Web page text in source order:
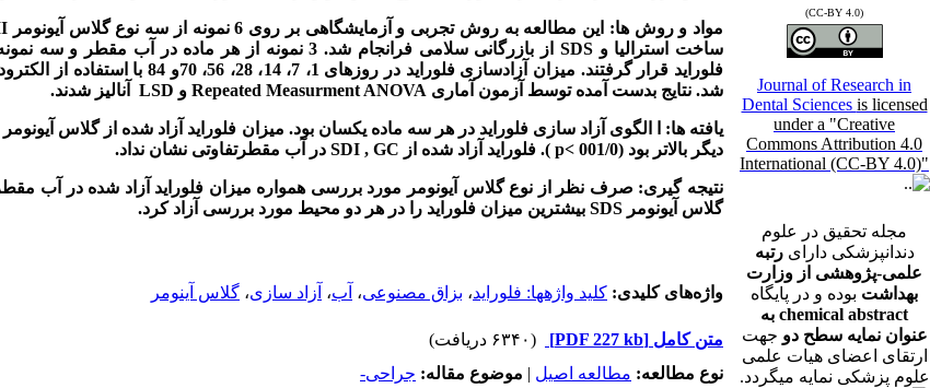
(CC-BY 4.0)
Journal of Research in
Dental Sciences is licensed
under a "Creative
Commons Attribution 4.0
International (CC-BY 4.0)"
مجله تحقیق در علوم
دندانپزشکی دارایرتبه
علمی-پژوهشی از وزارت
بهداشت بوده و در پایگاه
chemical abstract به
عنوان نمایه سطح دو جهت
ارتقای اعضای هیات علمی
علوم پزشکی نمایه میگردد.
مواد و روش ها: ین مطالعه به روش تجربی و آزمایشگاهی بر روی 6 نمونه از سه نوع گلاس آیونومر
ساخت استرالیا وSDS
از بازرگانی سلامی فرانجام شد. 3 نمونه از هر ماده در آب
فلوراید قرار گرفتند. میزان آزادسازی فلوراید در
شد. نتایج بدست آمده توسط آزمون آماری Repeated Measurment ANOVA و LSD آنالیز شدند.
یافته ها: ا الگوی آزاد سازی فلوراید در هر سه ماده یکسان بود. میزان فلوراید آزاد شده از گلاس آیونومر
دیگر بالاتر بود (001/0
p<
). فلوراید آزاد شده از SDI , GC در آب مقطرتفاوتی نشان نداد.
نتیجه گیری: صرف نظر از نوع گلاس آیونومر مورد بررسی همواره میزان فلوراید آزاد شده در آب
گلاس آیونومر SDS بیشترین میزان فلوراید را در هر دو محیط مورد بررسی آزاد کرد.
واژه‌های کلیدی: کلید واژه­ها: فلوراید، بزاق مصنوعی، آب، آزاد سازی، گلاس آینومر
متن کامل [PDF 227 kb]
(۶۳۴۰ دریافت)
نوع مطالعه: مطالعه اصیل | موضوع مقاله: جراحی-